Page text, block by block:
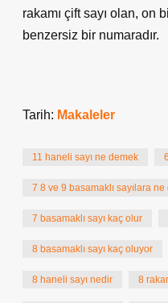
rakamı çift sayı olan, on
benzersiz bir numaradır.
Tarih: Makaleler
11 haneli sayı ne demek
7 8 ve 9 basamaklı sayılara
7 basamaklı sayı kaç olur
8 basamaklı sayı kaç oluyor
8 haneli sayı nedir 8